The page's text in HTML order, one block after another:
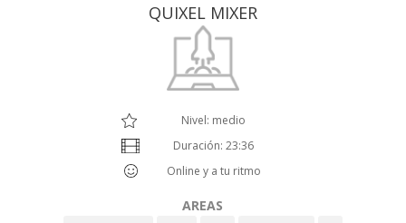
QUIXEL MIXER
Nivel: medio
Duración: 23:36
Online y a tu ritmo
AREAS